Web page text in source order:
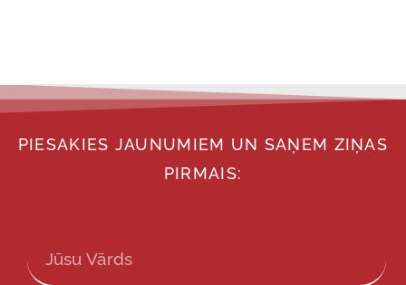
PIESAKIES JAUNUMIEM UN SAŅEM ZIŅAS
PIRMAIS: